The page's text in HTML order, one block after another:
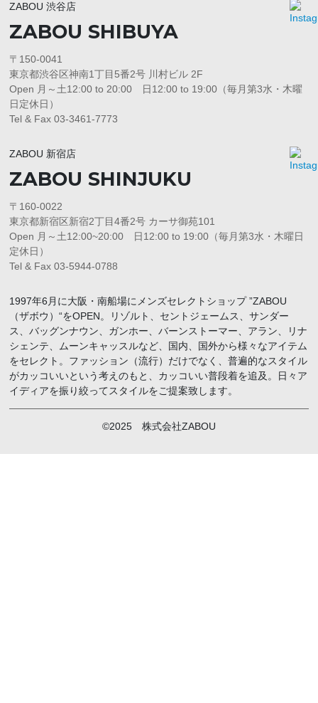
ZABOU 渋谷店
ZABOU SHIBUYA
〒150-0041
東京都渋谷区神南1丁目5番2号 川村ビル 2F
Open 月～土12:00 to 20:00 日12:00 to 19:00（毎月第3水・木曜
日定休日）
Tel & Fax 03-3461-7773
ZABOU 新宿店
ZABOU SHINJUKU
〒160-0022
東京都新宿区新宿2丁目4番2号 カーサ御苑101
Open 月～土12:00~20:00 日12:00 to 19:00（毎月第3水・木曜日
定休日）
Tel & Fax 03-5944-0788
1997年6月に大阪・南船場にメンズセレクトショップ ”ZABOU
（ザボウ）“をOPEN。リゾルト、セントジェームス、サンダー
ス、バッグンナウン、ガンホー、バーンストーマー、アラン、リナ
シェンテ、ムーンキャッスルなど、国内、国外から様々なアイテム
をセレクト。ファッション（流行）だけでなく、普遍的なスタイル
がカッコいいという考えのもと、カッコいい普段着を追及。日々ア
イディアを振り絞ってスタイルをご提案致します。
©2025 株式会社ZABOU